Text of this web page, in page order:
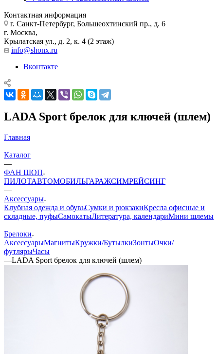
Контактная информация
г. Санкт-Петербург, Большеохтинский пр., д. 6
г. Москва,
Крылатская ул., д. 2, к. 4 (2 этаж)
info@shonx.ru
Вконтакте
LADA Sport брелок для ключей (шлем)
Главная
—
Каталог
—
ФАН ШОП
ПИЛОТАВТОМОБИЛЬГАРАЖСИМРЕЙСИНГ
—
Аксессуары
Клубная одежда и обувьСумки и рюкзакиКресла офисные и
складные, пуфыСамокатыЛитература, календариМини шлемы
—
Брелоки
АксессуарыМагнитыКружки/БутылкиЗонтыОчки/
футлярыЧасы
—LADA Sport брелок для ключей (шлем)